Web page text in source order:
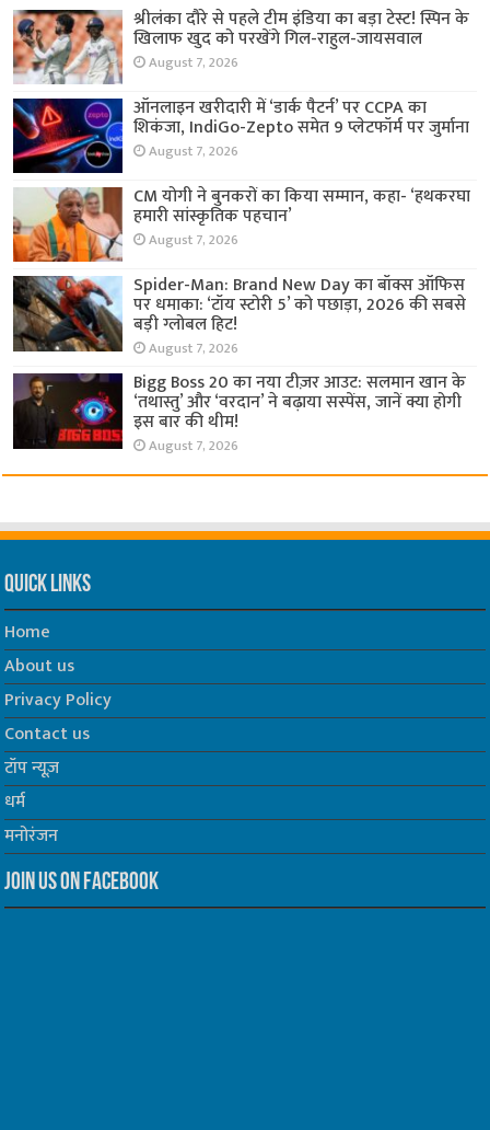
श्रीलंका दौरे से पहले टीम इंडिया का बड़ा टेस्ट! स्पिन के
खिलाफ खुद को परखेंगे गिल-राहुल-जायसवाल
August 7, 2026
ऑनलाइन खरीदारी में ‘डार्क पैटर्न’ पर CCPA का
शिकंजा, IndiGo-Zepto समेत 9 प्लेटफॉर्म पर जुर्माना
August 7, 2026
CM योगी ने बुनकरों का किया सम्मान, कहा- ‘हथकरघा
हमारी सांस्कृतिक पहचान’
August 7, 2026
Spider-Man: Brand New Day का बॉक्स ऑफिस
पर धमाका: ‘टॉय स्टोरी 5’ को पछाड़ा, 2026 की सबसे
बड़ी ग्लोबल हिट!
August 7, 2026
Bigg Boss 20 का नया टीज़र आउट: सलमान खान के
‘तथास्तु’ और ‘वरदान’ ने बढ़ाया सस्पेंस, जानें क्या होगी
इस बार की थीम!
August 7, 2026
Quick Links
Home
About us
Privacy Policy
Contact us
टॉप न्यूज़
धर्म
मनोरंजन
Join us on Facebook